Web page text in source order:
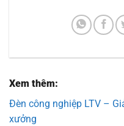
Xem thêm:
Đèn công nghiệp LTV –
xưởng